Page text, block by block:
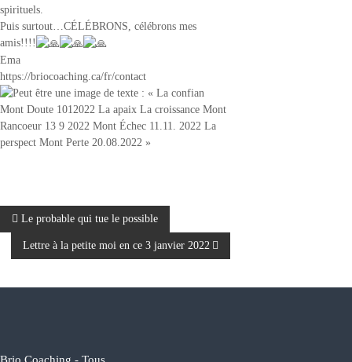
spirituels.
Puis surtout…CÉLÉBRONS, célébrons mes
amis!!!!
Ema
https://briocoaching.ca/fr/contact
N
v
Le probable qui tue le possible
Lettre à la petite moi en ce 3 janvier 2022